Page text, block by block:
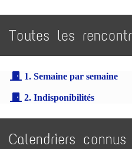
Toutes les
1. Semaine par semaine
2. Indisponibilités
Calendriers connus